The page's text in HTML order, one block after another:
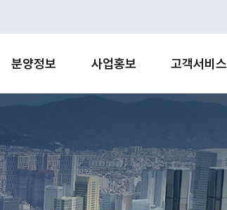
분양정보 사업홍보 고객서비스